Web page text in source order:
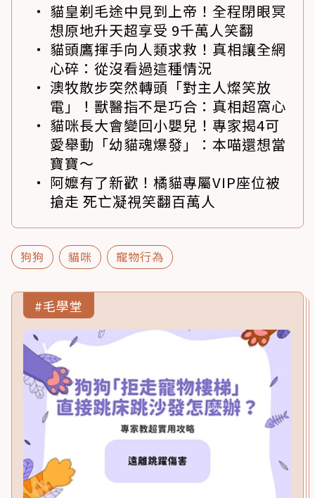
貓皇剃毛途中見到上帝！全程閉眼冥
想原地升天超享受 9千萬人笑翻
貓頭鷹揮手向人類求救！真相讓全網
心碎：從沒看過這種情況
澳牧散步突然轉頭「對主人燦笑放
電」！獸醫指不是巧合：真相超窩心
貓咪長大會變回小嬰兒！專家揭4可
愛舉動「幼貓魂爆發」：本喵還想當
寶寶～
阿嬤有了新歡！橘貓專屬VIP座位被
搶走 死亡凝視笑翻百萬人
狗狗 貓咪 寵物行為
#毛學堂